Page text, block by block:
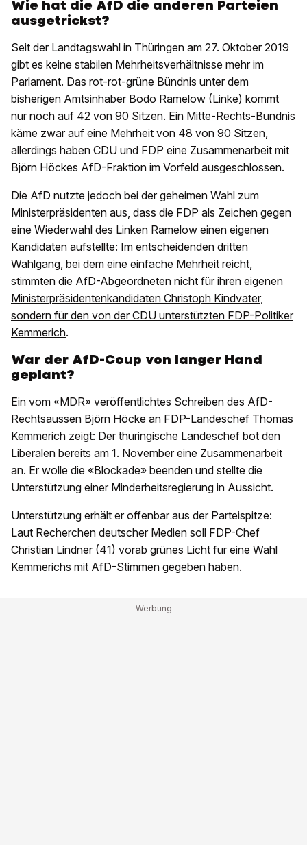
Wie hat die AfD die anderen Parteien
ausgetrickst?
Seit der Landtagswahl in Thüringen am 27. Oktober 2019
gibt es keine stabilen Mehrheitsverhältnisse mehr im
Parlament. Das rot-rot-grüne Bündnis unter dem
bisherigen Amtsinhaber Bodo Ramelow (Linke) kommt
nur noch auf 42 von 90 Sitzen. Ein Mitte-Rechts-Bündnis
käme zwar auf eine Mehrheit von 48 von 90 Sitzen,
allerdings haben CDU und FDP eine Zusammenarbeit mit
Björn Höckes AfD-Fraktion im Vorfeld ausgeschlossen.
Die AfD nutzte jedoch bei der geheimen Wahl zum
Ministerpräsidenten aus, dass die FDP als Zeichen gegen
eine Wiederwahl des Linken Ramelow einen eigenen
Kandidaten aufstellte: Im entscheidenden dritten
Wahlgang, bei dem eine einfache Mehrheit reicht,
stimmten die AfD-Abgeordneten nicht für ihren eigenen
Ministerpräsidentenkandidaten Christoph Kindvater,
sondern für den von der CDU unterstützten FDP-Politiker
Kemmerich.
War der AfD-Coup von langer Hand
geplant?
Ein vom «MDR» veröffentlichtes Schreiben des AfD-
Rechtsaussen Björn Höcke an FDP-Landeschef Thomas
Kemmerich zeigt: Der thüringische Landeschef bot den
Liberalen bereits am 1. November eine Zusammenarbeit
an. Er wolle die «Blockade» beenden und stellte die
Unterstützung einer Minderheitsregierung in Aussicht.
Unterstützung erhält er offenbar aus der Parteispitze:
Laut Recherchen deutscher Medien soll FDP-Chef
Christian Lindner (41) vorab grünes Licht für eine Wahl
Kemmerichs mit AfD-Stimmen gegeben haben.